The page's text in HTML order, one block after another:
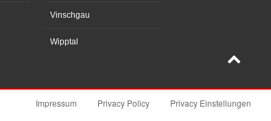
Vinschgau
Wipptal
Impressum Privacy Policy Privacy Einstellungen